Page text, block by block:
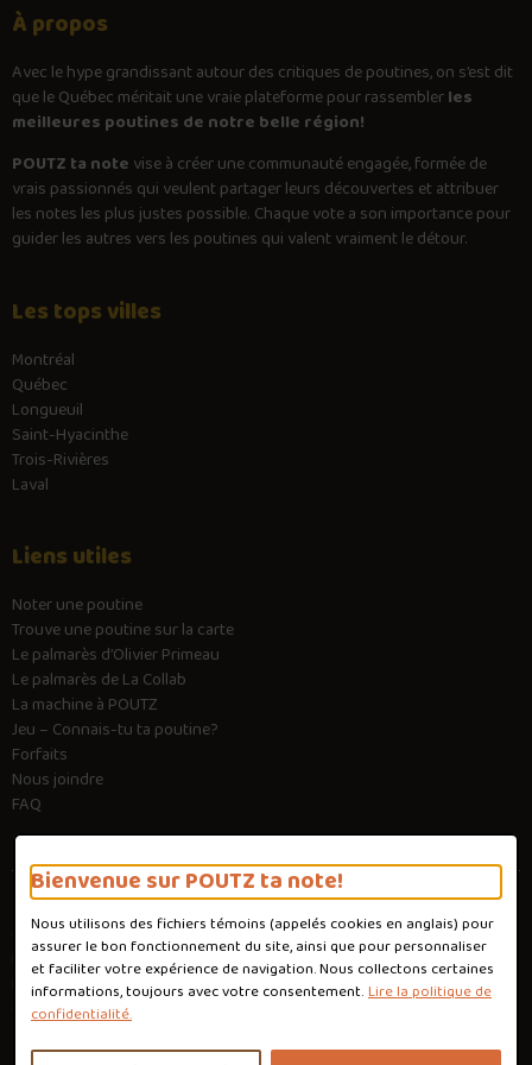
Bienvenue sur POUTZ ta note!
Nous utilisons des fichiers témoins (appelés cookies en anglais) pour
assurer le bon fonctionnement du site, ainsi que pour personnaliser
et faciliter votre expérience de navigation. Nous collectons certaines
informations, toujours avec votre consentement.Lire la politique de
confidentialité.
À propos
Avec lehypegrandissant autour des critiques de poutines, on s’est dit
que le Québec méritait une vraie plateforme pour rassemblerles
meilleures poutines de notre belle région!
POUTZ ta note vise à créer une communauté engagée, formée de
vrais passionnés qui veulent partager leurs découvertes et attribuer
les notes les plus justes possible. Chaque vote a son importance pour
guider les autres vers les poutines qui valent vraiment le détour.
Les tops villes
Montréal
Québec
Longueuil
Saint-Hyacinthe
Trois-Rivières
Laval
Liens utiles
Noter une poutine
Trouve une poutine sur la carte
Le palmarès d’Olivier Primeau
Le palmarès de La Collab
La machine à POUTZ
Jeu – Connais-tu ta poutine?
Forfaits
Nous joindre
FAQ
Conditions d'utilisation
Politique de confidentialité
Personnaliser les cookies
Conception :Ekloweb